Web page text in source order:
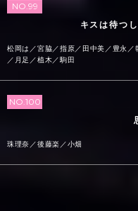
NO.99
キスは待つ
松岡は／宮脇／指原／田中美／豊永
／月足／植木／駒田
NO.100
珠理奈／後藤楽／小畑